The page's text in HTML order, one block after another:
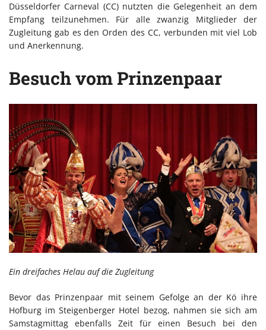
Düsseldorfer Carneval (CC) nutzten die Gelegenheit an dem
Empfang teilzunehmen. Für alle zwanzig Mitglieder der
Zugleitung gab es den Orden des CC, verbunden mit viel Lob
und Anerkennung.
Besuch vom Prinzenpaar
Ein dreifaches Helau auf die Zugleitung
Bevor das Prinzenpaar mit seinem Gefolge an der Kö ihre
Hofburg im Steigenberger Hotel bezog, nahmen sie sich am
Samstagmittag ebenfalls Zeit für einen Besuch bei den